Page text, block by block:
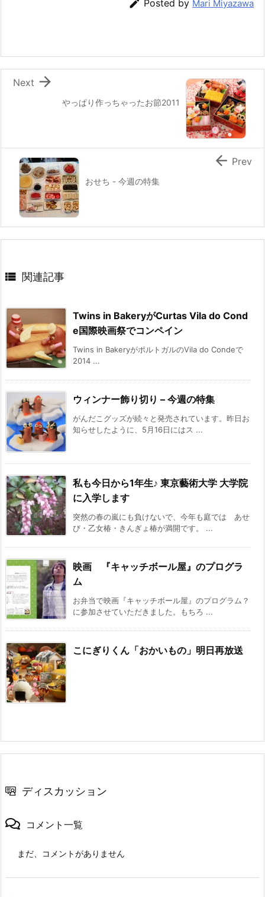
o
k
a Posted by Mari Miyazawa
やっぱり作っちゃったお節2011

Next
おせち - 今週の特集
 Prev
 関連記事
Twins in BakeryがCurtas Vila do Cond
e国際映画祭でコンペイン
Twins in BakeryがポルトガルのVila do Condeで
2014 ...
ウィンナー飾り切り – 今週の特集
がんだこグッズが続々と発売されています。昨日お
知らせしたように、5月16日にはス ...
私も今日から1年生♪ 東京藝術大学 大学院
に入学します
突然の春の嵐にも負けないで、今年も庭では あせ
び・乙女椿・きんぎょ椿が満開です。 ...
映画 『キャッチボール屋』のプログラ
ム
お弁当で映画『キャッチボール屋』のプログラム？
に参加させていただきました。もちろ ...
こにぎりくん「おかいもの」明日再放送
ディスカッション
コメント一覧
まだ、コメントがありません